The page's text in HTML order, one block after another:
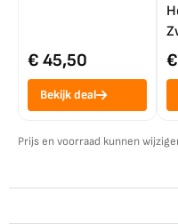
€ 45,50
Bekijk deal
Prijs en voorraad kunnen